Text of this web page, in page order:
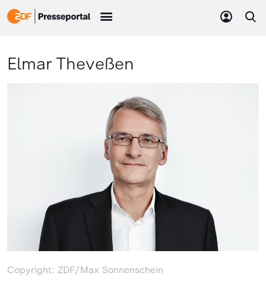
Elmar Theveßen
Copyright: ZDF/Max Sonnenschein